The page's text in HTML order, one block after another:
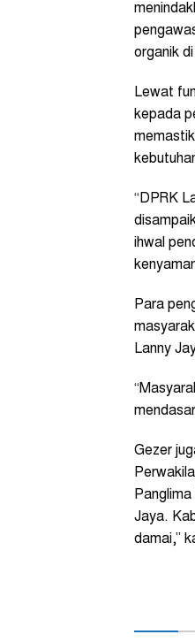
organik
Lewat
kepada
“DPRK
ihwal
Para
Lanny
Gezer
Jaya.
damai,”